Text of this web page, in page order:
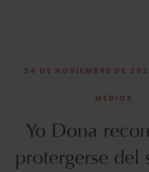
24 DE NOVIEMBRE DE
MEDIOS
Yo Dona
protergerse del